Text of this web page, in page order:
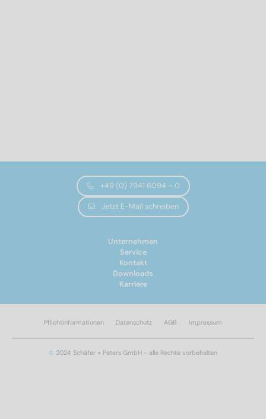
Norm Nr.
+49 (0) 7941 6094 – 0
Jetzt E-Mail schreiben
Unternehmen
Service
Kontakt
Downloads
Karriere
© 2024 Schäfer + Peters GmbH - alle Rechte vorbehalten
Pflichtinformationen Datenschutz AGB Impressum